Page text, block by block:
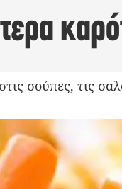
σούπες, τις